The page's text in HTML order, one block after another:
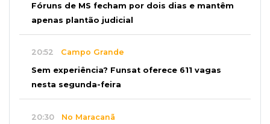
Fóruns de MS fecham por dois dias e mantêm
apenas plantão judicial
20:52 Campo Grande
Sem experiência? Funsat oferece 611 vagas
nesta segunda-feira
20:30 No Maracanã